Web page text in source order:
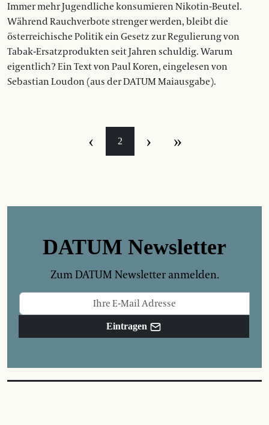
Immer mehr Jugendliche konsumieren Nikotin-Beutel.
Während Rauchverbote strenger werden, bleibt die
österreichische Politik ein Gesetz zur Regulierung von
Tabak-Ersatzprodukten seit Jahren schuldig. Warum
eigentlich? Ein Text von Paul Koren, eingelesen von
Sebastian Loudon (aus der DATUM Maiausgabe).
‹ 2 › »
DATUM Newsletter
Zum DATUM Newsletter anmelden.
Eintragen